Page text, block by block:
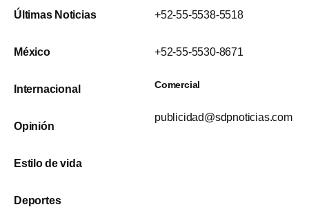
Últimas Noticias
México
Internacional
Opinión
Estilo de vida
Deportes
+52-55-5538-5518
+52-55-5530-8671
Comercial
publicidad@sdpnoticias.com